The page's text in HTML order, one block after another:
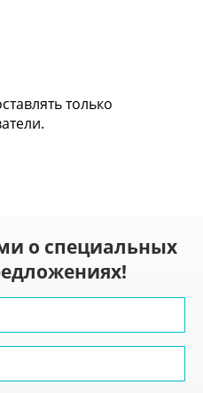
только
о специальных